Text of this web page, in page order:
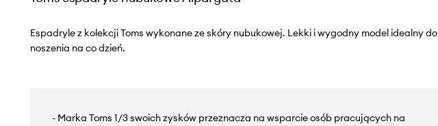
Espadryle z kolekcji Toms wykonane ze skóry nubukowej. Lekki i wygodny model idealny do
noszenia na co dzień.
- Marka Toms 1/3 swoich zysków przeznacza na wsparcie osób pracujących na